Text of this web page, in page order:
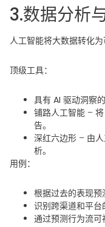
3.数据分析
人工智能将大数据转化
顶级工具：
具有 AI 驱动洞察
铺路人工智能 –
告。
深红六边形 – 由
析。
用例：
根据过去的表现预
识别跨渠道和平台
通过预测行为流可